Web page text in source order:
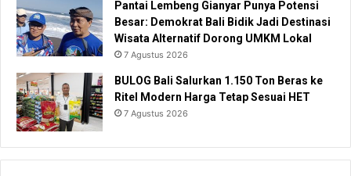
Pantai Lembeng Gianyar Punya Potensi
Besar: Demokrat Bali Bidik Jadi Destinasi
Wisata Alternatif Dorong UMKM Lokal
7 Agustus 2026
BULOG Bali Salurkan 1.150 Ton Beras ke
Ritel Modern Harga Tetap Sesuai HET
7 Agustus 2026